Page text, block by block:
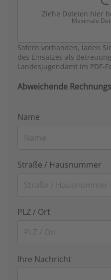
Ziehe Dateien hier
Maximale
Sofern vorhanden, laden
des Einsatzes als
Landesjugendamt im PDF-
Abweichende
Name
Straße / Hausnummer
PLZ / Ort
Ihre Nachricht